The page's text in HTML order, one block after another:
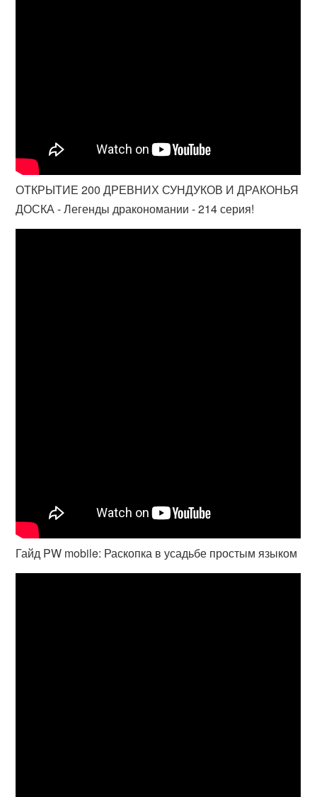
ОТКРЫТИЕ 200 ДРЕВНИХ СУНДУКОВ И ДРАКОНЬЯ
ДОСКА - Легенды дракономании - 214 серия!
Гайд PW mobile: Раскопка в усадьбе простым языком